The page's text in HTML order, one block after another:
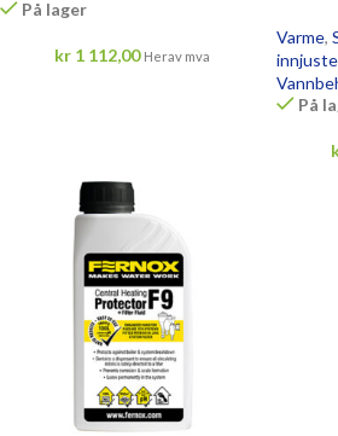
På lager
kr 1 112,00 Herav mva
Varme,
På